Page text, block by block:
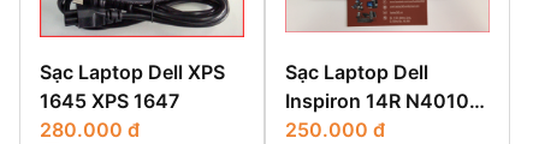
Sạc Laptop Dell XPS
1645 XPS 1647
280.000 đ
Sạc Laptop Dell
Inspiron 14R N4010
14R N4110 14R 5420
250.000 đ